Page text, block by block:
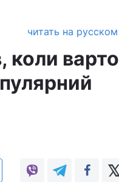
читать на русском
коли варто